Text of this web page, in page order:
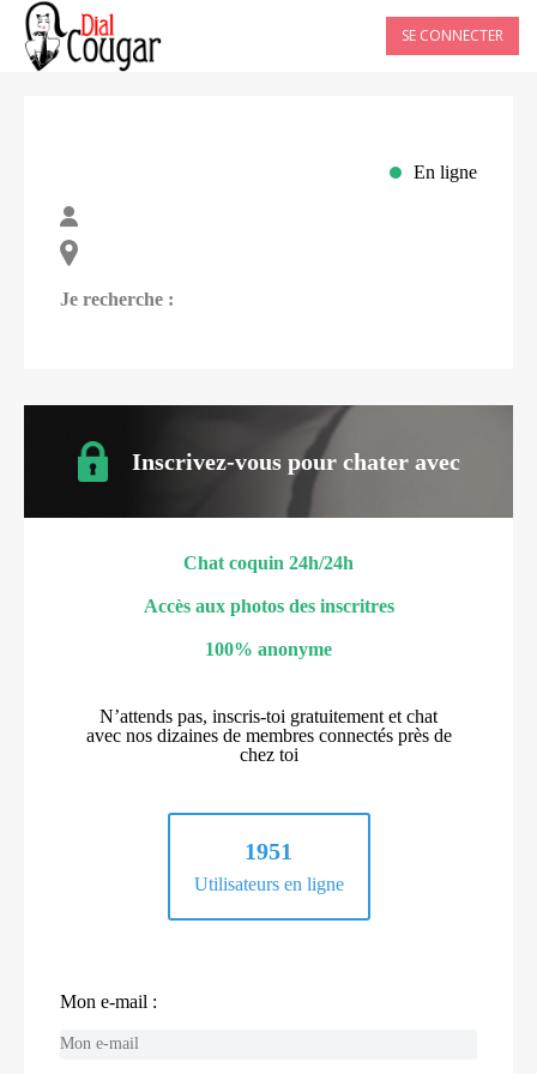
SE CONNECTER
En ligne
Je recherche :
Inscrivez-vous pour chater avec
Chat coquin 24h/24h
Accès aux photos des inscritres
100% anonyme
N’attends pas, inscris-toi gratuitement et chat
avec nos dizaines de membres connectés près de
chez toi
1951
Utilisateurs en ligne
Mon e-mail :